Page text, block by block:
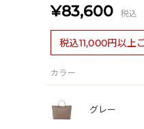
¥83,600 税込
税込11,000円以上
カラー
グレー